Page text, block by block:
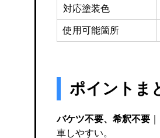
対応塗装色
使用可能箇所
ポイントま
バケツ不要、希釈不要
車しやすい。